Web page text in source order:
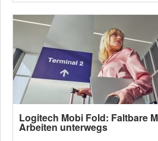
Logitech Mobi Fold: Faltbare
Arbeiten unterwegs